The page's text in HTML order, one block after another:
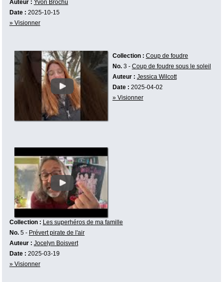
Auteur : Yvon Brochu
Date : 2025-10-15
» Visionner
Collection : Coup de foudre
No.3 - Coup de foudre sous le soleil
Auteur : Jessica Wilcott
Date : 2025-04-02
» Visionner
Collection : Les superhéros de ma famille
No.5 - Prévert pirate de l'air
Auteur : Jocelyn Boisvert
Date : 2025-03-19
» Visionner